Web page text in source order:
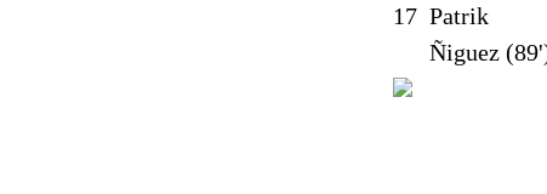
17 Patrik
Ñiguez